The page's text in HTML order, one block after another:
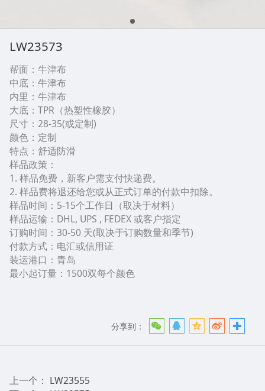
LW23573
帮面：牛津布
中底：牛津布
内里：牛津布
大底：TPR（热塑性橡胶）
尺寸：28-35(或定制)
颜色：定制
特点：舒适防滑
样品政策：
1. 样品免费，新客户需支付快递费。
2. 样品费将退还给您或从正式订单的付款中扣除。
样品时间：5-15个工作日（取决于材料）
样品运输：DHL, UPS , FEDEX 或客户指定
订购时间：30-50 天(取决于订购数量和季节)
付款方式：电汇或信用证
装运港口：青岛
最小起订量：1500双每个颜色
分享到：
上一个： LW23555